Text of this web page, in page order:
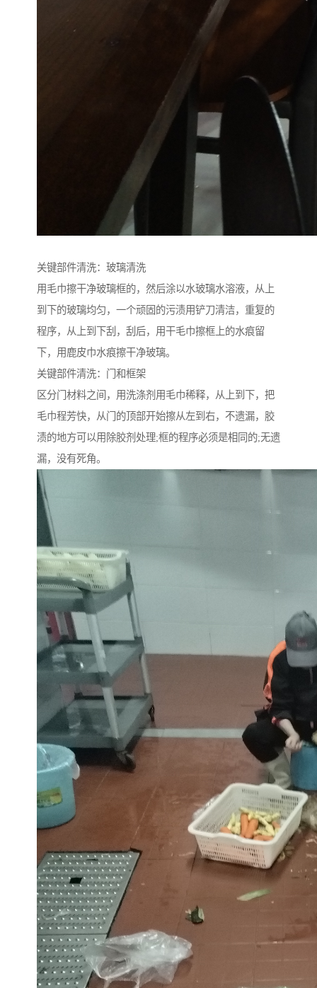
关键部件清洗：玻璃清洗
用毛巾擦干净玻璃框的，然后涂以水玻璃水溶液，从上
到下的玻璃均匀，一个顽固的污渍用铲刀清洁，重复的
程序，从上到下刮，刮后，用干毛巾擦框上的水痕留
下，用鹿皮巾水痕擦干净玻璃。
关键部件清洗：门和框架
区分门材料之间，用洗涤剂用毛巾稀释，从上到下，把
毛巾程芳快，从门的顶部开始擦从左到右，不遗漏，胶
渍的地方可以用除胶剂处理;框的程序必须是相同的;无遗
漏，没有死角。